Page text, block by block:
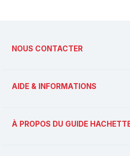
NOUS CONTACTER
AIDE & INFORMATIONS
À PROPOS DU GUIDE